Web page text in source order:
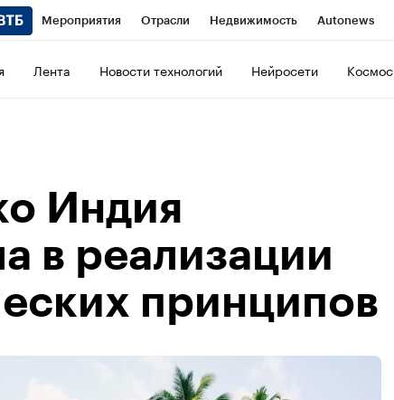
Мероприятия Отрасли Недвижимость Autonews
Лента Новости технологий Нейросети Космос
Индия
в реализации
принципов